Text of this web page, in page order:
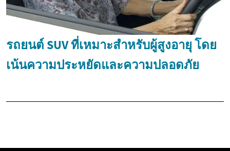
รถยนต์ SUV ที่เหมาะสำหรับผู้สูงอายุ โดย
เน้นความประหยัดและความปลอดภัย